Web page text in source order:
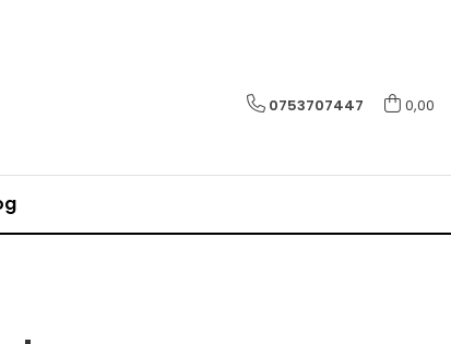
0753707447 0,00